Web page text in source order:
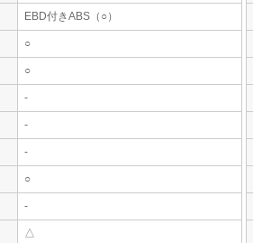
EBD付きABS（○）
○
○
-
-
-
○
-
△